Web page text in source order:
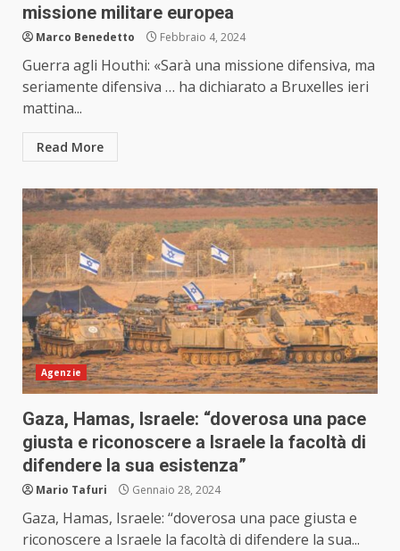
missione militare europea
Marco Benedetto Febbraio 4, 2024
Guerra agli Houthi: «Sarà una missione difensiva, ma
seriamente difensiva … ha dichiarato a Bruxelles ieri
mattina...
Read More
Agenzie
Gaza, Hamas, Israele: “doverosa una pace
giusta e riconoscere a Israele la facoltà di
difendere la sua esistenza”
Mario Tafuri Gennaio 28, 2024
Gaza, Hamas, Israele: “doverosa una pace giusta e
riconoscere a Israele la facoltà di difendere la sua...